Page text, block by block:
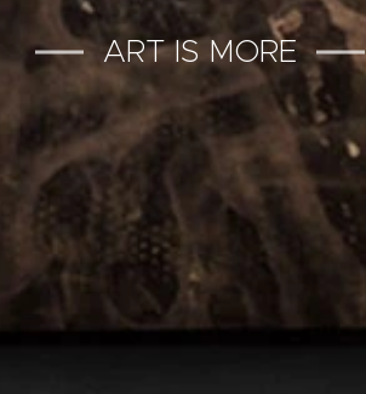
ART IS MORE